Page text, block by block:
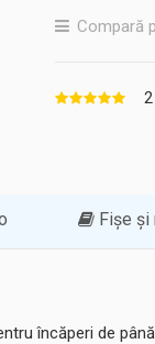
Compară
Fișe și
încăperi de